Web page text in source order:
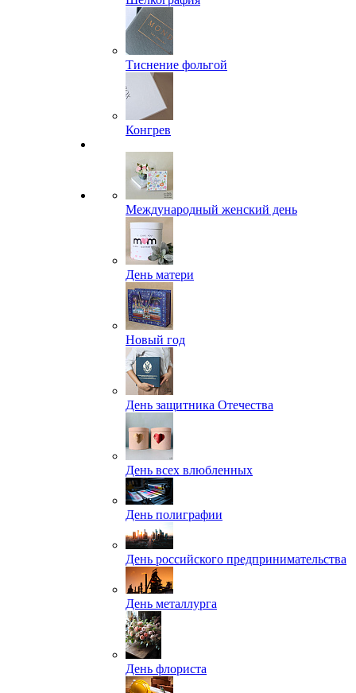
Тиснение фольгой
Конгрев
Международный женский день
День матери
Новый год
День защитника Отечества
День всех влюбленных
День полиграфии
День российского предпринимательства
День металлурга
День флориста